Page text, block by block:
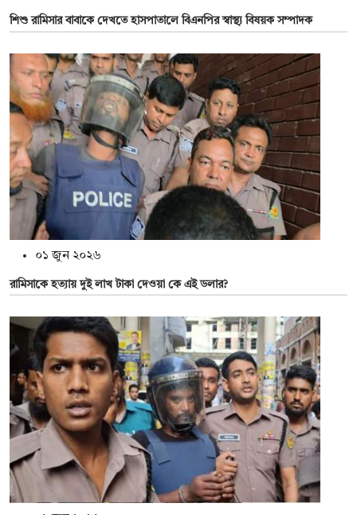
শিশু রামিসার বাবাকে দেখতে হাসপাতালে বিএনপির স্বাস্থ্য বিষয়ক সম্পাদক
০১ জুন ২০২৬
রামিসাকে হত্যায় দুই লাখ টাকা দেওয়া কে এই ডলার?